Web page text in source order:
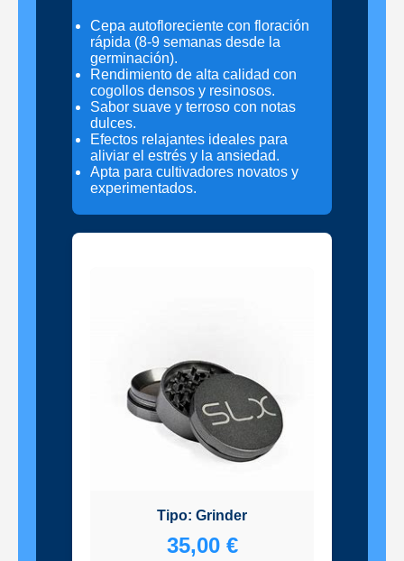
Cepa autofloreciente con floración
rápida (8-9 semanas desde la
germinación).
Rendimiento de alta calidad con
cogollos densos y resinosos.
Sabor suave y terroso con notas
dulces.
Efectos relajantes ideales para
aliviar el estrés y la ansiedad.
Apta para cultivadores novatos y
experimentados.
Tipo: Grinder
35,00 €